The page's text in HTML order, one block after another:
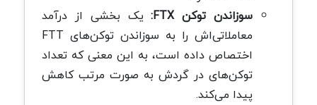
سوزاندن توکن FTX:
یک بخشی از درآمد
معاملاتی‌اش را به سوزاندن توکن‌های FTT
اختصاص داده است، به این معنی که تعداد
توکن‌های در گردش به صورت مرتب کاهش
پیدا می‌کند.